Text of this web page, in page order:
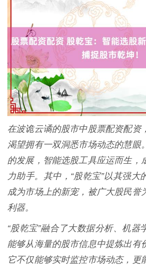
在波诡云谲的股市中股票配资配资
渴望拥有一双洞悉市场动态的慧眼
的发展，智能选股工具应运而生，
力助手。其中，“股乾宝”以其强大
成为市场上的新宠，被广大股民誉
利器。
“股乾宝”融合了大数据分析、机器
能够从海量的股市信息中提炼出有
它不仅能够实时监控市场动态，更